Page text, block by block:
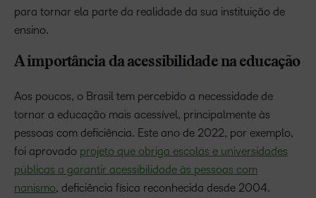
para tornar ela parte da realidade da sua instituição de
ensino.
A importância da acessibilidade na educação
Aos poucos, o Brasil tem percebido a necessidade de
tornar a educação mais acessível, principalmente às
pessoas com deficiência. Este ano de 2022, por exemplo,
foi aprovado projeto que obriga escolas e universidades
públicas a garantir acessibilidade às pessoas com
nanismo, deficiência física reconhecida desde 2004.